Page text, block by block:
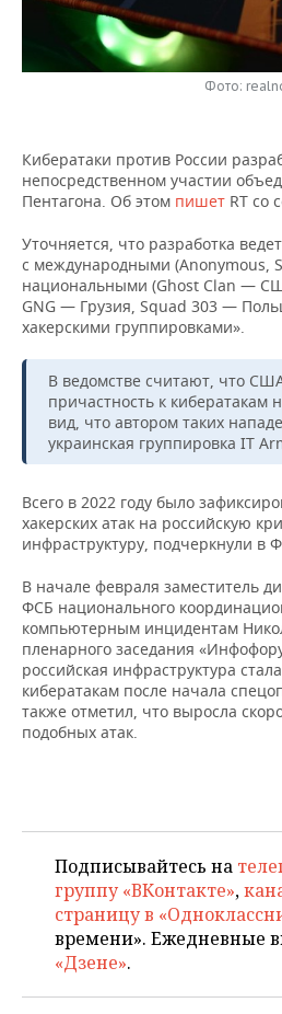
НЕФТЕХИМИЯ
ЭНЕРГЕТИКА
РОЗНИЧНАЯ ТОРГОВЛЯ
НОВОСТИ ТЕХНОЛОГИЙ
ТЕЛЕКОММУНИКАЦИИ
МЕРОПРИЯТИЯ
НОВОСТИ МЕРОПРИЯТИЙ
БИЗНЕС-БРАНЧИ
ONLINE-КОНФЕРЕНЦИИ
ОТКРЫТАЯ ЛЕКЦИЯ
ФУТБОЛ
ХОККЕЙ
БАСКЕТБОЛ
ВОЛЕЙБОЛ
КИБЕРСПОРТ
ФИГУРНОЕ КАТАНИЕ
ВОДНЫЕ ВИДЫ СПОРТА
ХОККЕЙ С МЯЧОМ
НОВОСТИ ОБЩЕСТВА
ВЛАСТЬ
ИНФРАСТРУКТУРА
ИСТОРИЯ
КУЛЬТУРА
МЕДИЦИНА
ОБРАЗОВАНИЕ
ПРОИСШЕСТВИЯ
ФОТОГАЛЕРЕЯ
СЮЖЕТЫ
СПРАВОЧНИК
СПИСОК ПЕРСОН
СПИСОК КОМПАНИЙ
Фото:
Кибератаки против России
непосредственном участии
Пентагона. Об этом пишет RT со
Уточняется, что разработка
с международными (Anonymous,
национальными (Ghost Clan —
GNG — Грузия, Squad 303 —
хакерскими группировками».
В ведомстве считают, что
причастность к кибератакам
вид, что автором таких
украинская группировка IT
Всего в 2022 году было
хакерских атак на российскую
инфраструктуру, подчеркнули в
В начале февраля заместитель
ФСБ национального
компьютерным инцидентам
пленарного заседания
российская инфраструктура
кибератакам после начала
также отметил, что выросла
подобных атак.
Подписывайтесь на
группу «ВКонтакте»,
страницу в
времени». Ежедневные
«Дзене».